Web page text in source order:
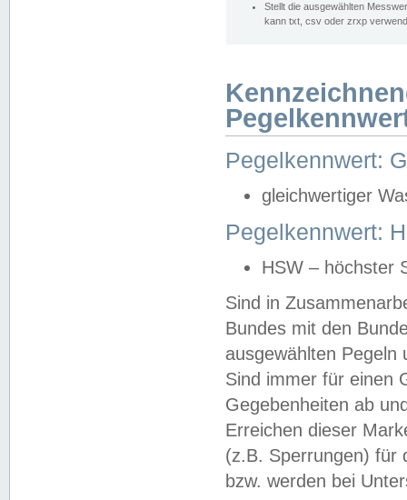
Stellt die ausgewählten
kann txt, csv oder zrxp
Pegelkennwert:
gleichwertiger
Pegelkennwert:
HSW – höchster
Sind in
Bundes mit den
ausgewählten
Sind immer für einen
Gegebenheiten ab
Erreichen dieser
(z.B. Sperrungen) für
bzw. werden bei